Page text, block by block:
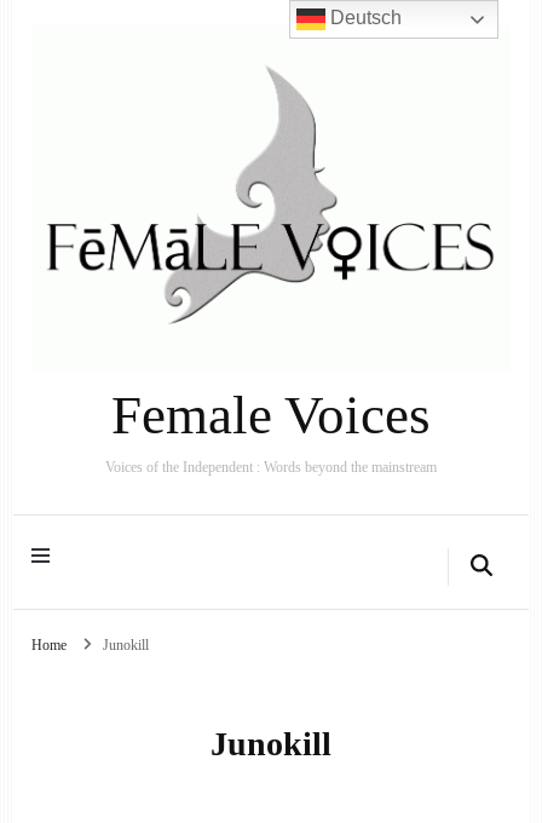
Female Voices
Voices of the Independent : Words beyond the mainstream
Home Junokill
Junokill
Deutsch